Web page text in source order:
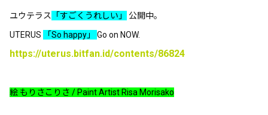
ユウテラス 「すごくうれしい」
公開中。
UTERUS
「So happy」 Go on NOW.
https://uterus.bitfan.id/contents/86824
絵 もりさこりさ / Paint Artist Risa Morisako